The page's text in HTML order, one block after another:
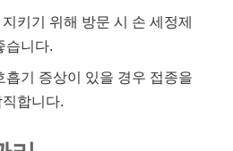
키기 위해 방문 시 손 세정제
습니다.
흡기 증상이 있을 경우 접종을
합니다.